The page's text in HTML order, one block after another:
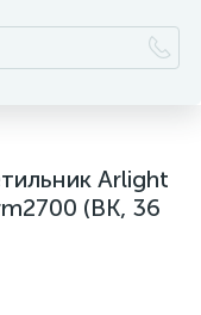
Arlight
(BK, 36